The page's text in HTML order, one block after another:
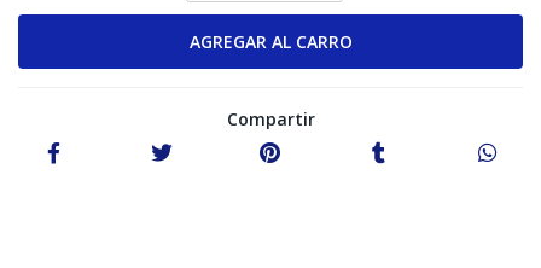
Compartir